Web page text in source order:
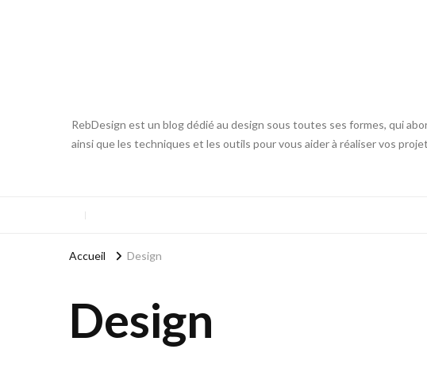
RebDesign est un blog dédié au design sous toutes ses formes, qui
ainsi que les techniques et les outils pour vous aider à réaliser vos
Accueil Design
Design